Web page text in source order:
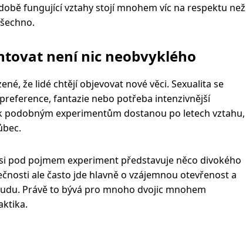
fungující vztahy stojí mnohem víc na respektu než
není nic neobvyklého
že lidé chtějí objevovat nové věci. Sexualita se
fantazie nebo potřeba intenzivnější
podobným experimentům dostanou po letech vztahu,
pod pojmem experiment představuje něco divokého
ale často jde hlavně o vzájemnou otevřenost a
Právě to bývá pro mnoho dvojic mnohem